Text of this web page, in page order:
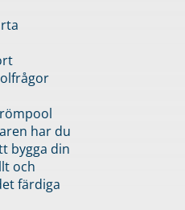
har du
bygga din
och
färdiga